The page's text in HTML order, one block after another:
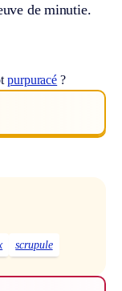
de minutie.
purpuracé ?
scrupule